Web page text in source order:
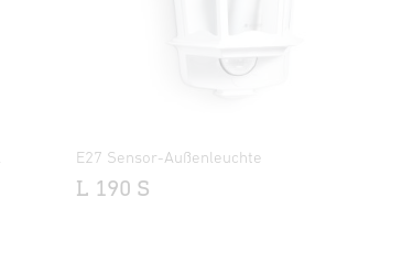
E27 Sensor-Außenleuchte
L 190 S